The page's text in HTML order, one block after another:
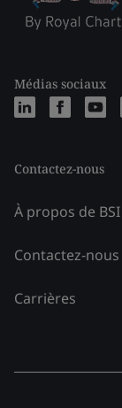
Médias sociaux
Contactez-nous
À propos de BSI
Contactez-nous
Carrières